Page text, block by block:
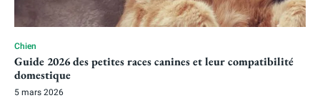
Chien
Guide 2026 des petites races canines et leur compatibilité
domestique
5 mars 2026